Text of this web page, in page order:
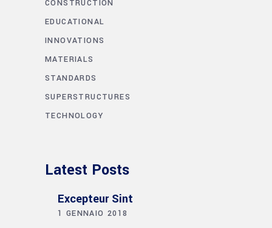
CONSTRUCTION
EDUCATIONAL
INNOVATIONS
MATERIALS
STANDARDS
SUPERSTRUCTURES
TECHNOLOGY
Latest Posts
Excepteur Sint
1 GENNAIO 2018